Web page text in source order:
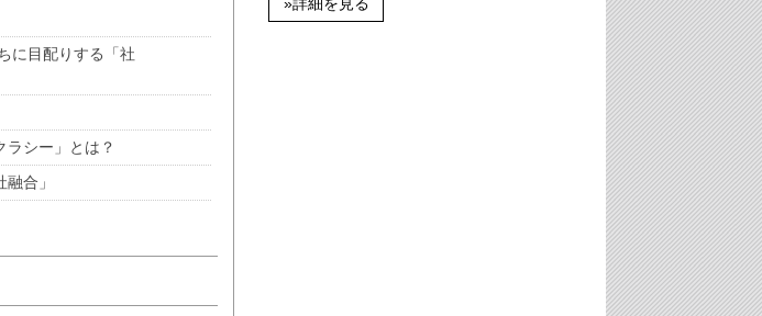
に目配りする「社
ラシー」とは？
合」